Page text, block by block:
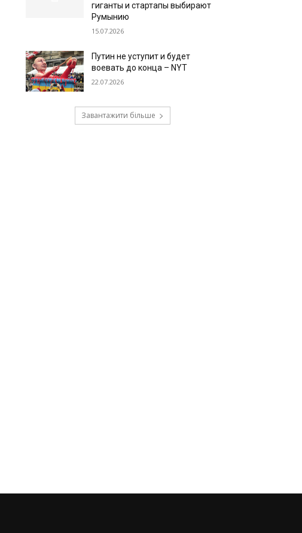
гиганты и стартапы выбирают
Румынию
15.07.2026
Путин не уступит и будет
воевать до конца – NYT
22.07.2026
Завантажити більше